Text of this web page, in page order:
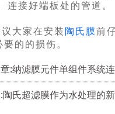
连接好端板处的管道。
大家在安装 陶氏膜前
要的的损伤。
:纳滤膜元件单组件系统
陶氏超滤膜作为水处理的